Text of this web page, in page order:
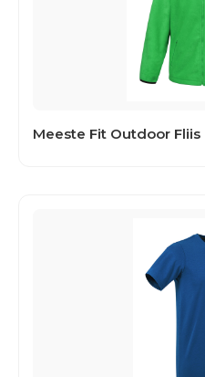
Meeste Fit Outdoor Fliis